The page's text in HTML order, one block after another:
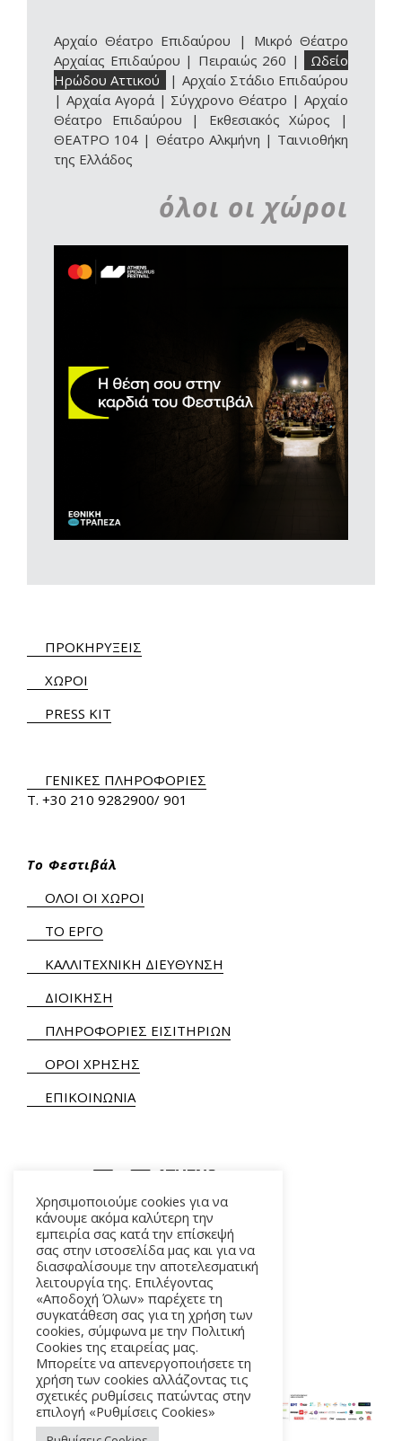
Αρχαίο Θέατρο Επιδαύρου | Μικρό Θέατρο
Αρχαίας Επιδαύρου | Πειραιώς 260 |
Ωδείο
Ηρώδου Αττικού
| Αρχαίο Στάδιο Επιδαύρου
| Αρχαία Αγορά| Σύγχρονο Θέατρο |Αρχαίο
Θέατρο Επιδαύρου | Εκθεσιακός Χώρος |
ΘΕΑΤΡΟ 104 | Θέατρο Αλκμήνη | Ταινιοθήκη
της Ελλάδος
όλοι οι χώροι
ΠΡΟΚΗΡΥΞΕΙΣ
ΧΩΡΟΙ
PRESS KIT
ΓΕΝΙΚΕΣ ΠΛΗΡΟΦΟΡΙΕΣ
Τ. +30 210 9282900/ 901
Το Φεστιβάλ
ΟΛΟΙ ΟΙ ΧΩΡΟΙ
ΤΟ ΕΡΓΟ
ΚΑΛΛΙΤΕΧΝΙΚΗ ΔΙΕΥΘΥΝΣΗ
ΔΙΟΙΚΗΣΗ
ΠΛΗΡΟΦΟΡΙΕΣ ΕΙΣΙΤΗΡΙΩΝ
ΟΡΟΙ ΧΡΗΣΗΣ
ΕΠΙΚΟΙΝΩΝΙΑ
ΑΛΚΜΗΝΗΣ 5 – 118 54 ΑΘΗΝΑ
Χρησιμοποιούμε cookies για να
κάνουμε ακόμα καλύτερη την
εμπειρία σας κατά την επίσκεψή
σας στην ιστοσελίδα μας και για να
διασφαλίσουμε την αποτελεσματική
λειτουργία της. Επιλέγοντας
«Αποδοχή Όλων» παρέχετε τη
συγκατάθεση σας για τη χρήση των
cookies, σύμφωνα με την Πολιτική
Cookies της εταιρείας μας.
Μπορείτε να απενεργοποιήσετε τη
χρήση των cookies αλλάζοντας τις
σχετικές ρυθμίσεις πατώντας στην
επιλογή «Ρυθμίσεις Cookies»